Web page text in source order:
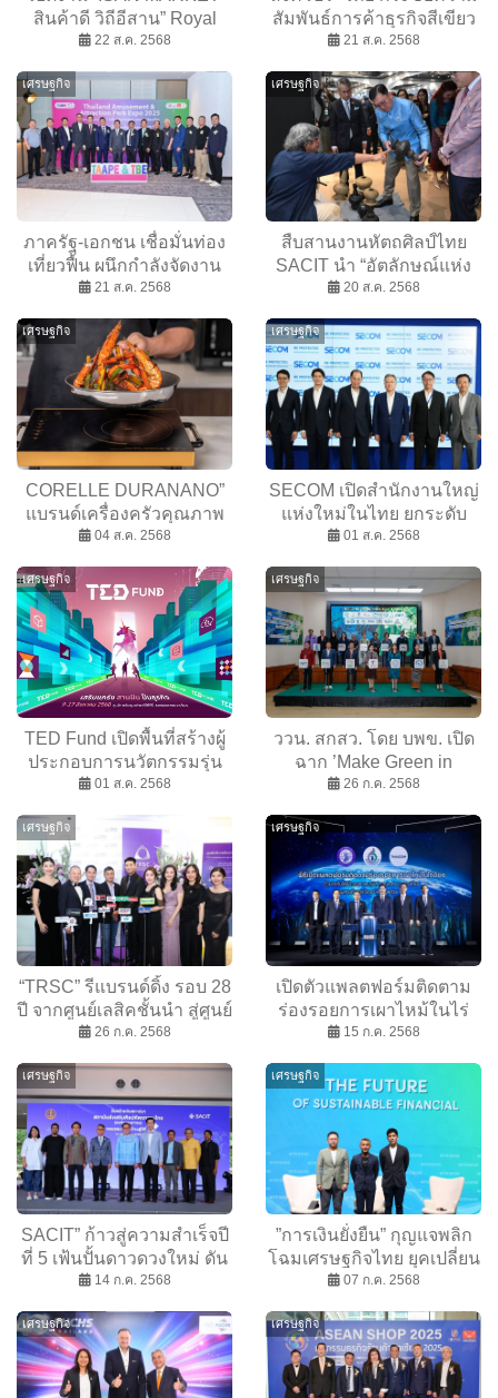
สินค้าดี วิถีอีสาน” Royal
Park ชั้น 1 ศูนย์การค้าพารา
22 ส.ค. 2568
สัมพันธ์การค้าธุรกิจสีเขียว
ในงาน Singapore Regional
กรุงเทพฯ
21 ส.ค. 2568
เศรษฐกิจ
ภาครัฐ-เอกชน เชื่อมั่นท่อง
เที่ยวฟื้น ผนึกกำลังจัดงาน
TAAPE & TBE 2025
21 ส.ค. 2568
เศรษฐกิจ
สืบสานงานหัตถศิลป์ไทย
SACIT นำ “อัตลักษณ์แห่ง
สยาม” โชว์ฝีมือครูช่าง
มรดกของไทย
20 ส.ค. 2568
เศรษฐกิจ
CORELLE DURANANO”
แบรนด์เครื่องครัวคุณภาพ
จากอเมริกา บุกตลาดไทย
04 ส.ค. 2568
เศรษฐกิจ
SECOM เปิดสำนักงานใหญ่
แห่งใหม่ในไทย ยกระดับ
ศูนย์ควบคุมบริการรักษา
01 ส.ค. 2568
เศรษฐกิจ
TED Fund เปิดพื้นที่สร้างผู้
ประกอบการนวัตกรรมรุ่น
ใหม่ ใน “อว. แฟร์ 2025”
01 ส.ค. 2568
เศรษฐกิจ
ววน. สกสว. โดย บพข. เปิด
ฉาก ’Make Green in
Thailand’: ดันการท่องเที่ยว
26 ก.ค. 2568
เศรษฐกิจ
“TRSC” รีแบรนด์ดิ้ง รอบ 28
ปี จากศูนย์เลสิคชั้นนำ สู่ศูนย์
รักษาสายตาและสุขภาพ
26 ก.ค. 2568
เศรษฐกิจ
เปิดตัวแพลตฟอร์มติดตาม
ร่องรอยการเผาไหม้ในไร่
อ้อย ด้วยเทคโนโลยีอวกาศ
PM 2.5
15 ก.ค. 2568
เศรษฐกิจ
SACIT” ก้าวสู่ความสำเร็จปี
ที่ 5 เฟ้นปั้นดาวดวงใหม่ ดัน
หัตถศิลป์ไทยสู่สากล ต่อยอด
14 ก.ค. 2568
เศรษฐกิจ
”การเงินยั่งยืน” กุญแจพลิก
โฉมเศรษฐกิจไทย ยุคเปลี่ยน
ผ่านสิ่งแวดล้อม
07 ก.ค. 2568
เศรษฐกิจ เศรษฐกิจ